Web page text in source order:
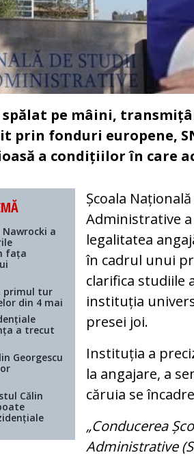
spălat pe mâini,
prin fonduri europene,
a condițiilor în care
a
fața
primul tur
din 4 mai
a trecut
Georgescu
Călin
Școala
Administrative a
legalitatea
în cadrul unui
clarifica studiile
instituția
presei joi.
Instituția a
la angajare, a
căruia se
„Conducerea
Administrative